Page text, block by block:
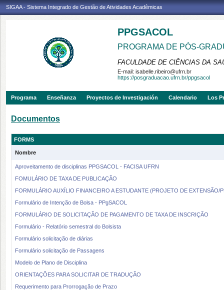
SIGAA - Sistema Integrado de Gestão de Atividades Acadêmicas
PPGSACOL
PROGRAMA DE PÓS-
FACULDADE DE CIÊNCIAS DA
E-mail: isabelle.ribeiro@ufrn.br
https://posgraduacao.ufrn.br/ppgsacol
Programa Enseñanza Proyectos de Investigación Calendario Los
Documentos
FORMS
Nombre
Aproveitamento de disciplinas PPGSACOL - FACISA UFRN
FOMULÁRIO DE TAXA DE PUBLICAÇÃO
FORMULÁRIO AUXÍLIO FINANCEIRO A ESTUDANTE (PROJETO DE EXTENSÃO/
Formulário de Intenção de Bolsa - PPgSACOL
FORMULÁRIO DE SOLICITAÇÃO DE PAGAMENTO DE TAXA DE INSCRIÇÃO
Formulário - Relatório semestral do Bolsista
Formulário solicitação de diárias
Formulário solicitação de Passagens
Modelo de Plano de Disciplina
ORIENTAÇÕES PARA SOLICITAR DE TRADUÇÃO
Requerimento para Prorrogação de Prazo